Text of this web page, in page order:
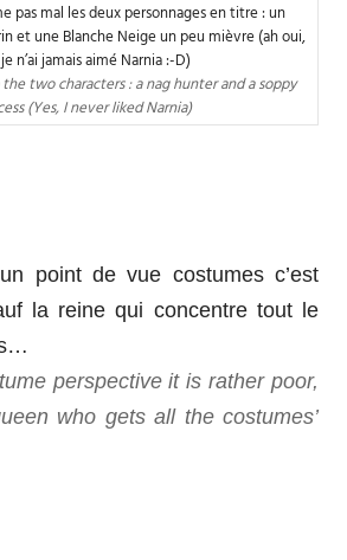
pas mal les deux personnages en titre : un
et une Blanche Neige un peu mièvre (ah oui,
n’ai jamais aimé Narnia :-D)
two characters : a nag hunter and a soppy
(Yes, I never liked Narnia)
point de vue costumes c’est
la reine qui concentre tout le
perspective it is rather poor,
who gets all the costumes’